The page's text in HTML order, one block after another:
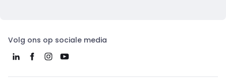
Volg ons op sociale media